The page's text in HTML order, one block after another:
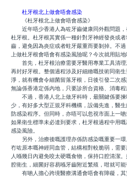
杜牙根北上做會唔會感染
《杜牙根北上做會唔會感染》
近年唔少香港人為咗牙齒健康同外觀問題，
杜牙根。杜牙根其實係一種針對牙神經發炎或
齒，避免因為炎症或者蛀牙嚴重而要剝掉。不
上做杜牙根會唔會有感染風險呢？今次就用貼
首先，杜牙根治療需要牙醫用專業工具清理
再封好牙根。整個過程涉及好細緻嘅技術同衛
淨，就有機會令細菌留落牙根，日後引發二次
無論係香港定係內地，只要診所合資格、消毒程
不過，香港人北上做牙科時，最關鍵係要揀
少，有好多大型正規牙科機構，設備先進，醫
防感染程序。但同時，亦唔可以忽視市面上一
如果衛生標準未必達到要求，杜牙根過程中用
感染風險。
另外，治療後嘅護理亦係防感染嘅重要一環
冇咗原本嘅神經同血管，結構相對較脆弱，需
人喺幾日內避免咬太硬嘅食物，保持口腔清潔
腔衛生，細菌好容易喺牙齒附近繁殖，咁就可能
有啲人擔心跨境醫療溝通會唔會有障礙，其